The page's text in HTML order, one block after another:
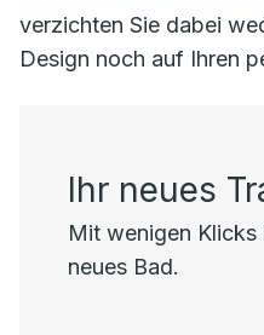
verzichten Sie dabei
Design noch auf Ihren
Ihr neues
Mit wenigen Klicks
neues Bad.